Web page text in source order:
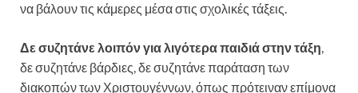
να βάλουν τις κάμερες μέσα στις σχολικές τάξεις.
Δε συζητάνε λοιπόν για λιγότερα παιδιά στην τάξη,
δε συζητάνε βάρδιες, δε συζητάνε παράταση των
διακοπών των Χριστουγέννων, όπως πρότειναν επίμονα